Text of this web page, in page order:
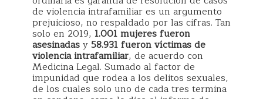
de violencia intrafamiliar es un argumento
prejuicioso, no respaldado por las cifras. Tan
solo en 2019, 1.001 mujeres fueron
asesinadasy58.931 fueron víctimas de
violencia intrafamiliar, de acuerdo con
Medicina Legal. Sumado al factor de
impunidad que rodea a los delitos sexuales,
de los cuales solo uno de cada tres termina